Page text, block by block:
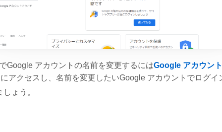
Google アカウントの名前を変更するにはGoogle アカウン
にアクセスし、名前を変更したいGoogle アカウントでログイ
しょう。